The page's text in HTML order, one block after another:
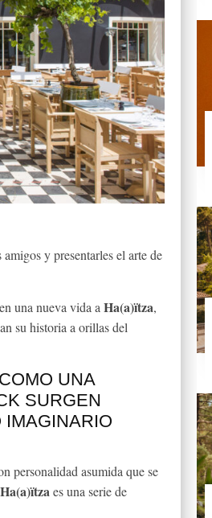
y presentarles el arte de
una nueva vida aHa(a)ïtza,
su historia a orillas del
UNA
SURGEN
IMAGINARIO
personalidad asumida que se
Ha(a)ïtzaes una serie de